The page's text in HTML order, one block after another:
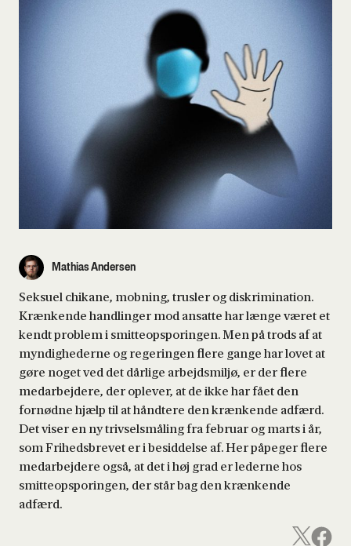
Mathias Andersen
Seksuel chikane, mobning, trusler og diskrimination.
Krænkende handlinger mod ansatte har længe været et
kendt problem i smitteopsporingen. Men på trods af at
myndighederne og regeringen flere gange har lovet at
gøre noget ved det dårlige arbejdsmiljø, er der flere
medarbejdere, der oplever, at de ikke har fået den
fornødne hjælp til at håndtere den krænkende adfærd.
Det viser en ny trivselsmåling fra februar og marts i år,
som Frihedsbrevet er i besiddelse af. Her påpeger flere
medarbejdere også, at det i høj grad er lederne hos
smitteopsporingen, der står bag den krænkende
adfærd.